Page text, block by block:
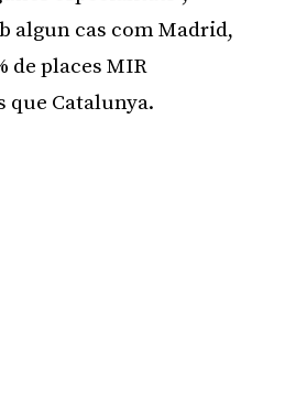
algun cas com Madrid,
de places MIR
que Catalunya.